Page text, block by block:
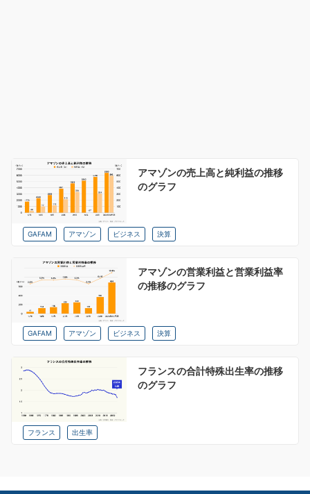
アマゾンの売上高と純利益の推移
のグラフ
GAFAM アマゾン ビジネス 決算
アマゾンの営業利益と営業利益率
の推移のグラフ
GAFAM アマゾン ビジネス 決算
フランスの合計特殊出生率の推移
のグラフ
フランス 出生率